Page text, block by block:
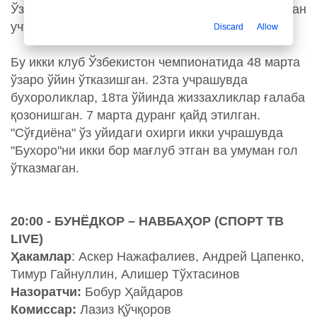
Ўзбекистон чемпионатида ғалаба қозона олмаган
учта клубдан бири бўлиб турибди.
Бу икки клуб Ўзбекистон чемпионатида 48 марта
ўзаро ўйин ўтказишган. 23та учрашувда
бухороликлар, 18та ўйинда жиззахликлар ғалаба
қозонишган. 7 марта дуранг қайд этилган.
"Сўғдиёна" ўз уйидаги охирги икки учрашувда
"Бухоро"ни икки бор мағлуб этган ва умуман гол
ўтказмаган.
20:00 - БУНЁДКОР – НАВБАҲОР (СПОРТ ТВ
LIVE)
Ҳакамлар: Аскер Нажафалиев, Андрей Цапенко,
Тимур Гайнуллин, Алишер Тўхтасинов
Назоратчи: Бобур Ҳайдаров
Комиссар: Лазиз Қўчқоров
Discard Allow